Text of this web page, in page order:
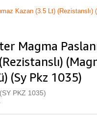
Kazan (3.5 Lt) (Rezistanslı)
Magma
(Sy Pkz 1035)
(SY PKZ 1035)